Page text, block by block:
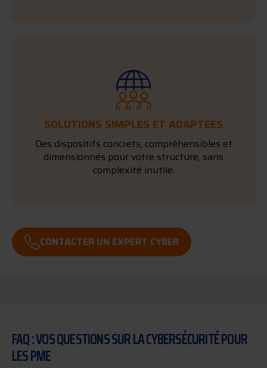
SOLUTIONS SIMPLES ET ADAPTÉES
Des dispositifs concrets, compréhensibles et
dimensionnés pour votre structure, sans
complexité inutile.
CONTACTER UN EXPERT CYBER
FAQ : VOS QUESTIONS SUR LA CYBERSÉCURITÉ POUR
LES PME